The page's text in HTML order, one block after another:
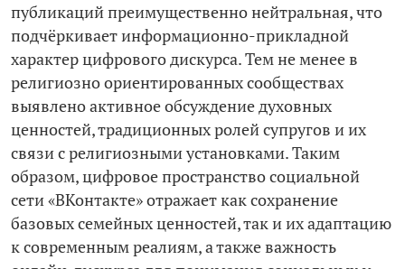
публикаций преимущественно нейтральная, что
подчёркивает информационно-­прикладной
характер цифрового дискурса. Тем не менее в
религиозно ориентированных сообществах
выявлено активное обсуждение духовных
ценностей, традиционных ролей супругов и их
связи с религиозными установками. Таким
образом, цифровое пространство социальной
сети «ВКонтакте» отражает как сохранение
базовых семейных ценностей, так и их адаптацию
к современным реалиям, а также важность